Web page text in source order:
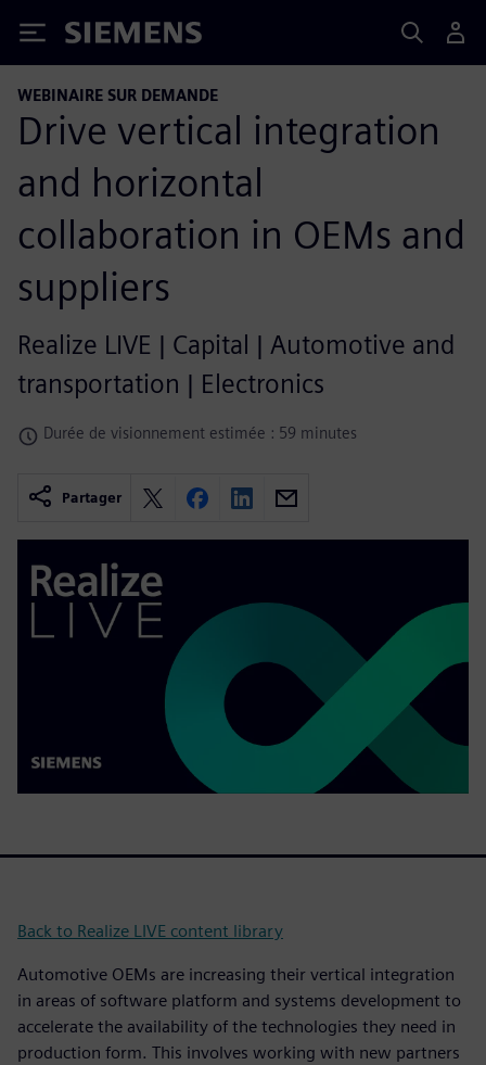
Siemens
WEBINAIRE SUR DEMANDE
Drive vertical integration
and horizontal
collaboration in OEMs and
suppliers
Realize LIVE | Capital | Automotive and
transportation | Electronics
Durée de visionnement estimée : 59 minutes
Partager
Back to Realize LIVE content library
Automotive OEMs are increasing their vertical integration
in areas of software platform and systems development to
accelerate the availability of the technologies they need in
production form. This involves working with new partners